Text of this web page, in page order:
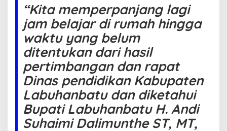
n
g
e
l
u
a
k
a
n
S
u
r
a
“Kita memperpanjang lagi
jam belajar di rumah hingga
waktu yang belum
ditentukan dari hasil
pertimbangan dan rapat
Dinas pendidikan Kabupaten
Labuhanbatu dan diketahui
Bupati Labuhanbatu H. Andi
Suhaimi Dalimunthe ST, MT,